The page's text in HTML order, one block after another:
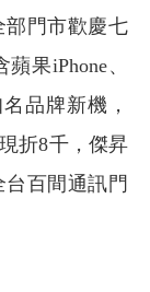
部門市歡慶七
果iPhone、
品牌新機，
折8千，傑昇
百間通訊門